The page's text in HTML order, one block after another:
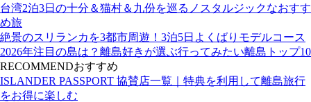
台湾2泊3日の十分＆猫村＆九份を巡るノスタルジックなおすす
め旅
絶景のスリランカを3都市周遊！3泊5日よくばりモデルコース
2026年注目の島は？離島好きが選ぶ行ってみたい離島トップ10
RECOMMENDおすすめ
ISLANDER PASSPORT 協賛店一覧｜特典を利用して離島旅行
をお得に楽しむ